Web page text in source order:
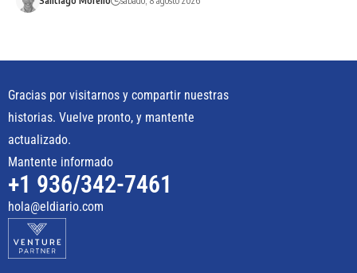
Gracias por visitarnos y compartir nuestras
historias. Vuelve pronto, y mantente
actualizado.
Mantente informado
+1 936/342-7461
hola@eldiario.com